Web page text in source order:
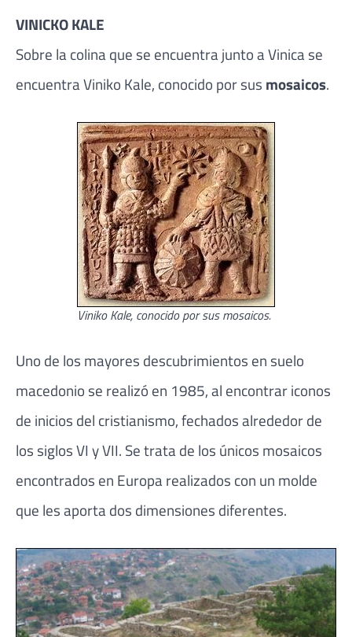
VINICKO KALE
Sobre la colina que se encuentra junto a Vinica se
encuentra Viniko Kale, conocido por sus mosaicos.
Viniko Kale, conocido por sus mosaicos.
Uno de los mayores descubrimientos en suelo
macedonio se realizó en 1985, al encontrar iconos
de inicios del cristianismo, fechados alrededor de
los siglos VI y VII. Se trata de los únicos mosaicos
encontrados en Europa realizados con un molde
que les aporta dos dimensiones diferentes.